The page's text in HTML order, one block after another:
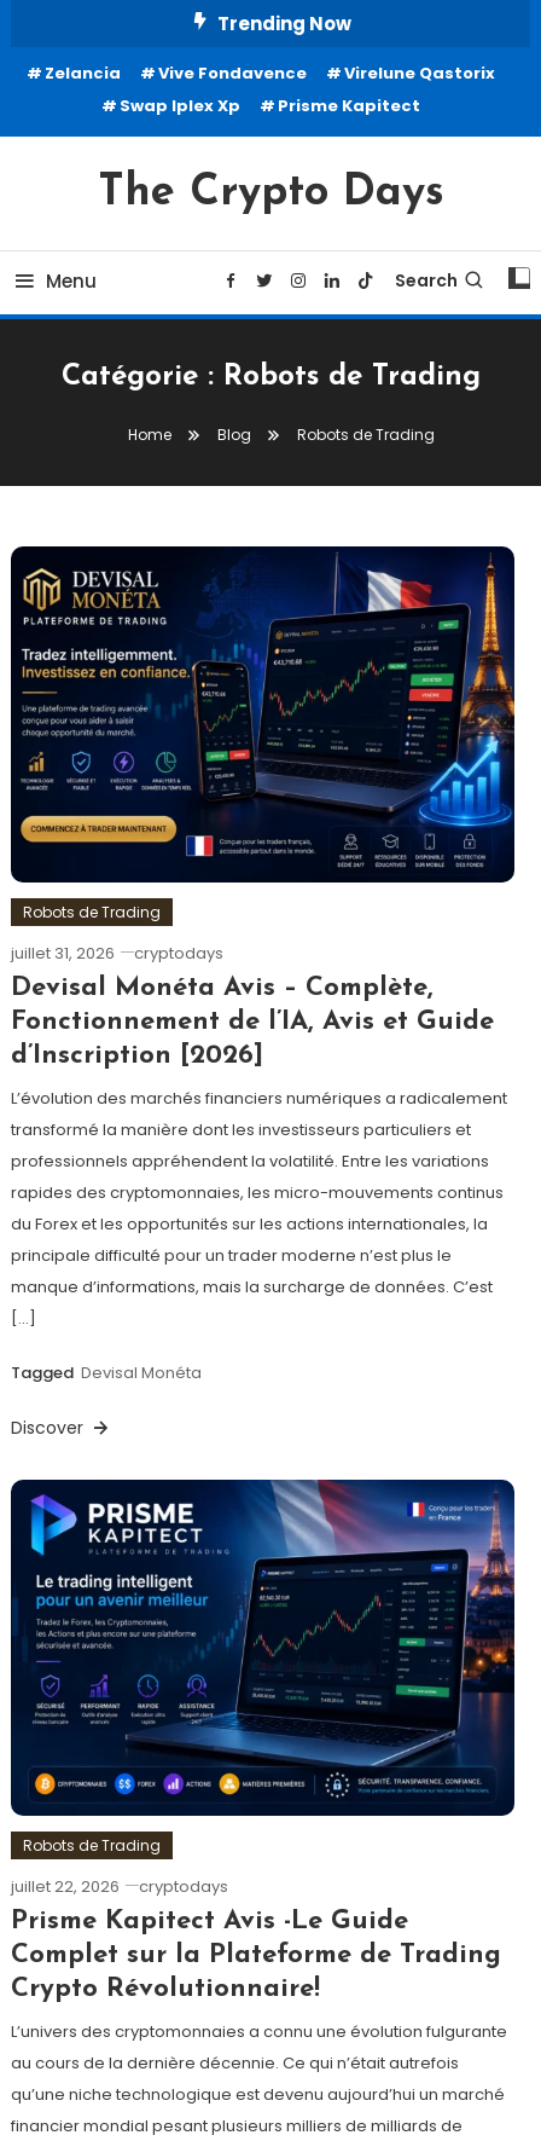
Content
Trending Now
Zelancia Vive Fondavence
Virelune Qastorix
Swap Iplex Xp
Prisme Kapitect
The Crypto Days
Menu Search
Catégorie : Robots de Trading
Home Blog Robots de Trading
Robots de Trading
juillet 31, 2026 cryptodays
Devisal Monéta Avis – Complète,
Fonctionnement de l’IA, Avis et Guide
d’Inscription [2026]
L’évolution des marchés financiers numériques a radicalement
transformé la manière dont les investisseurs particuliers et
professionnels appréhendent la volatilité. Entre les variations
rapides des cryptomonnaies, les micro-mouvements continus
du Forex et les opportunités sur les actions internationales, la
principale difficulté pour un trader moderne n’est plus le
manque d’informations, mais la surcharge de données. C’est
[…]
Tagged Devisal Monéta
Discover
Robots de Trading
juillet 22, 2026 cryptodays
Prisme Kapitect Avis -Le Guide
Complet sur la Plateforme de Trading
Crypto Révolutionnaire!
L’univers des cryptomonnaies a connu une évolution fulgurante
au cours de la dernière décennie. Ce qui n’était autrefois
qu’une niche technologique est devenu aujourd’hui un marché
financier mondial pesant plusieurs milliers de milliards de